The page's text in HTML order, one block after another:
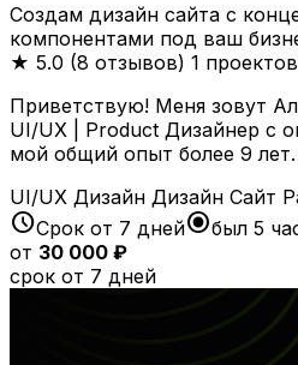
Создам дизайн сайта с
компонентами под ваш
★ 5.0 (8 отзывов) 1 проектов
Приветствую! Меня зовут
UI/UX | Product Дизайнер с
мой общий опыт более 9
UI/UX Дизайн Дизайн Сайт
scheduleСрок от 7 днейradio_button_checkedбыл 5
от 30 000 ₽
срок от 7 дней